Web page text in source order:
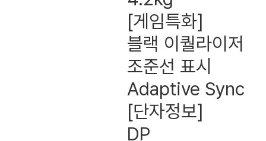
[게임특화]
블랙 이퀄라이저
조준선 표시
Adaptive Sync
[단자정보]
DP